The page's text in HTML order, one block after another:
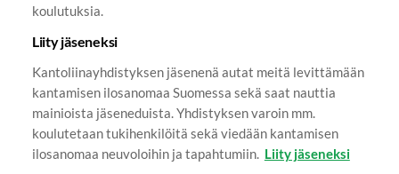
koulutuksia.
Liity jäseneksi
Kantoliinayhdistyksen jäsenenä autat meitä levittämään
kantamisen ilosanomaa Suomessa sekä saat nauttia
mainioista jäseneduista. Yhdistyksen varoin mm.
koulutetaan tukihenkilöitä sekä viedään kantamisen
ilosanomaa neuvoloihin ja tapahtumiin. Liity jäseneksi